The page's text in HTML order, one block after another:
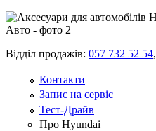
Відділ продажів: 057 732 52 54,
Контакти
Запис на сервіс
Тест-Драйв
Про Hyundai